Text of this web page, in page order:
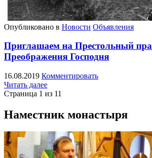
Опубликовано в Новости Объявления
Приглашаем на Престольный
Преображения Господня
16.08.2019 Комментировать
Читать далее
Страница 1 из 11
Наместник монастыря